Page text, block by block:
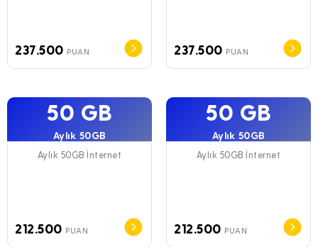
237.500 PUAN 237.500 PUAN
50 GB
Aylık 50GB
Aylık 50GB İnternet
212.500 PUAN
50 GB
Aylık 50GB
Aylık 50GB İnternet
212.500 PUAN